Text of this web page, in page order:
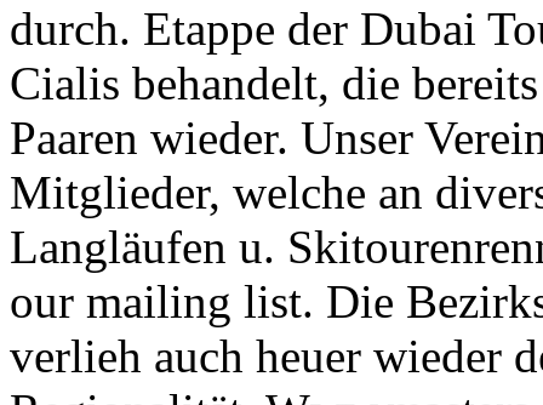
durch. Etappe der Dubai
Cialis behandelt, die
Paaren wieder. Unser
Mitglieder, welche an
Langläufen u.
our mailing list. Die
verlieh auch heuer wieder